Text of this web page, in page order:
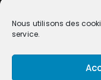
Nous utilisons des
service.